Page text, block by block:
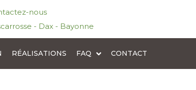
nous
- Dax - Bayonne
RÉALISATIONS FAQ CONTACT